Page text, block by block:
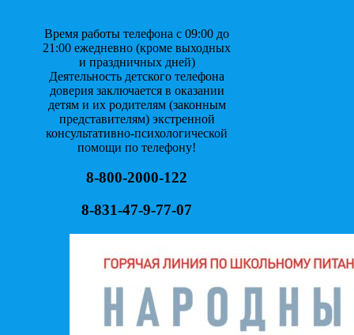
Время работы телефона с 09:00 до
21:00 ежедневно (кроме выходных
и праздничных дней)
Деятельность детского телефона
доверия заключается в оказании
детям и их родителям (законным
представителям) экстренной
консультативно-психологической
помощи по телефону!
8-800-2000-122
8-831-47-9-77-07